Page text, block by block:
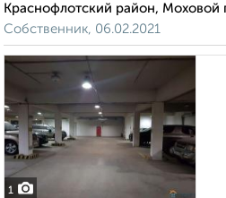
Краснофлотский район, Моховой
Собственник, 06.02.2021
1